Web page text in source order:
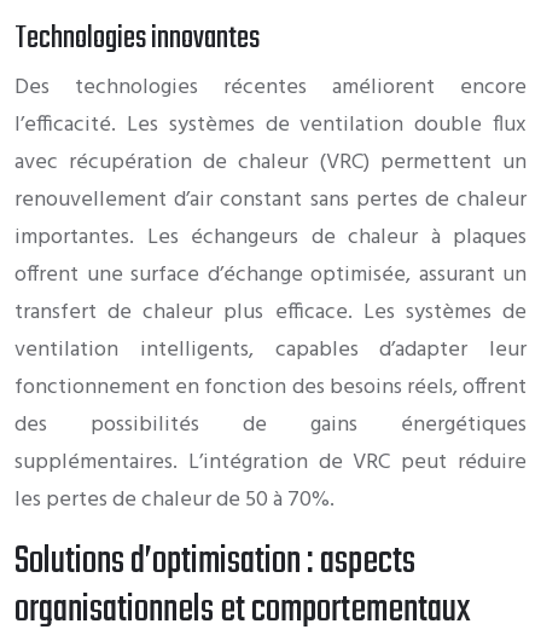
Technologies innovantes
Des technologies récentes améliorent encore
l’efficacité. Les systèmes de ventilation double flux
avec récupération de chaleur (VRC) permettent un
renouvellement d’air constant sans pertes de chaleur
importantes. Les échangeurs de chaleur à plaques
offrent une surface d’échange optimisée, assurant un
transfert de chaleur plus efficace. Les systèmes de
ventilation intelligents, capables d’adapter leur
fonctionnement en fonction des besoins réels, offrent
des possibilités de gains énergétiques
supplémentaires. L’intégration de VRC peut réduire
les pertes de chaleur de 50 à 70%.
Solutions d’optimisation : aspects
organisationnels et comportementaux